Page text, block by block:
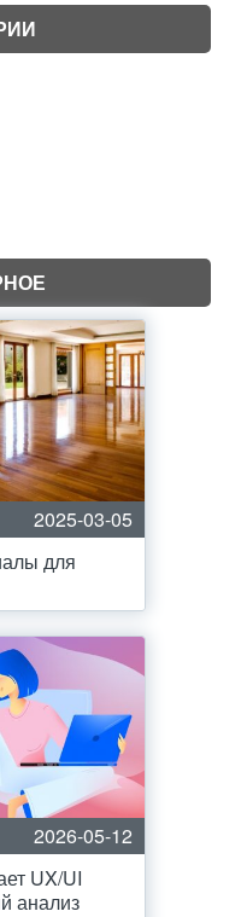
2025-03-05
для
2026-05-12
UX/UI
анализ